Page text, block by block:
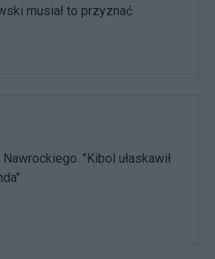
musiał to przyznać
"Kibol ułaskawił